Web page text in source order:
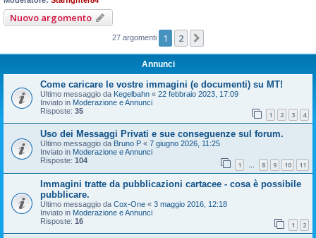
Nuovo argomento
27 argomenti 1 2
Annunci
Come caricare le vostre immagini (e documenti) su MT!
Ultimo messaggio da Kegelbahn « 22 febbraio 2023, 17:09
Inviato in Moderazione e Annunci
Risposte: 35 1 2 3 4
Uso dei Messaggi Privati e sue conseguenze sul forum.
Ultimo messaggio da Bruno P « 7 giugno 2026, 11:25
Inviato in Moderazione e Annunci
Risposte: 104 1 … 8 9 10 11
Immagini tratte da pubblicazioni cartacee - cosa è possibile
pubblicare.
Ultimo messaggio da Cox-One « 3 maggio 2016, 12:18
Inviato in Moderazione e Annunci
Risposte: 16 1 2